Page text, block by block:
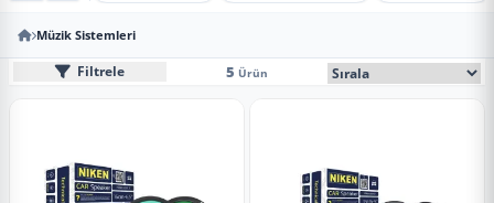
Müzik Sistemleri
Müzik Sistemleri
Filtrele 5 Ürün Mobil Sıralama